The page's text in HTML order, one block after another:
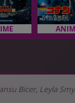
Bicer, Leyla